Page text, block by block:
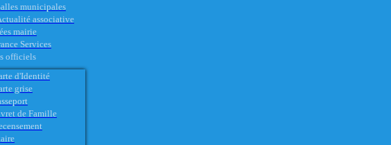
municipales
associative
mairie
Services
officiels
d'Identité
grise
de Famille